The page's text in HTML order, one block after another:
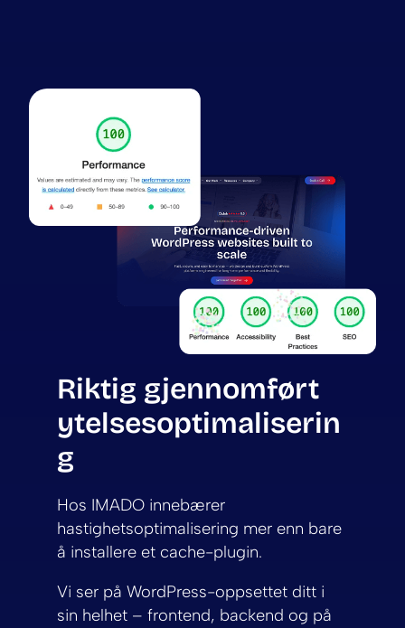
Riktig gjennomført
ytelsesoptimaliserin
g
Hos IMADO innebærer
hastighetsoptimalisering mer enn bare
å installere et cache-plugin.
Vi ser på WordPress-oppsettet ditt i
sin helhet – frontend, backend og på